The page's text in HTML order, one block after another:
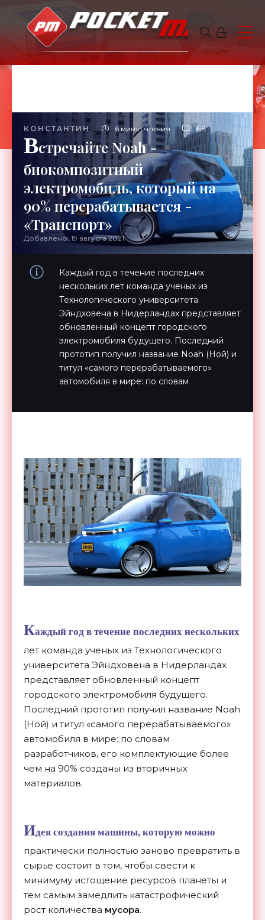
КОНСТАНТИН 6 минут чтения 615
Встречайте Noah -
биокомпозитный
электромобиль, который на
90% перерабатывается -
«Транспорт»
Добавлено: 19 августа 2021
Каждый год в течение последних
нескольких лет команда ученых из
Технологического университета
Эйндховена в Нидерландах представляет
обновленный концепт городского
электромобиля будущего. Последний
прототип получил название Noah (Ной) и
титул «самого перерабатываемого»
автомобиля в мире: по словам
Каждый год в течение последних нескольких
лет команда ученых из Технологического
университета Эйндховена в Нидерландах
представляет обновленный концепт
городского электромобиля будущего.
Последний прототип получил название Noah
(Ной) и титул «самого перерабатываемого»
автомобиля в мире: по словам
разработчиков, его комплектующие более
чем на 90% созданы из вторичных
материалов.
Идея создания машины, которую можно
практически полностью заново превратить в
сырье состоит в том, чтобы свести к
минимуму истощение ресурсов планеты и
тем самым замедлить катастрофический
рост количества мусора.